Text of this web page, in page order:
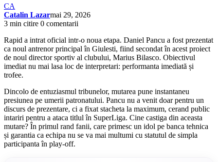
CA
Catalin Lazarmai 29, 2026
3 min citire 0 comentarii
Rapid a intrat oficial intr-o noua etapa. Daniel Pancu a fost prezentat
ca noul antrenor principal în Giulesti, fiind secondat în acest proiect
de noul director sportiv al clubului, Marius Bilasco. Obiectivul
imediat nu mai lasa loc de interpretari: performanta imediată și
trofee.
Dincolo de entuziasmul tribunelor, mutarea pune instantaneu
presiunea pe umerii patronatului. Pancu nu a venit doar pentru un
discurs de prezentare, ci a fixat stacheta la maximum, cerand public
intariri pentru a ataca titlul în SuperLiga. Cine castiga din aceasta
mutare? În primul rand fanii, care primesc un idol pe banca tehnica
și garantia ca echipa nu se va mai multumi cu statutul de simpla
participanta în play-off.